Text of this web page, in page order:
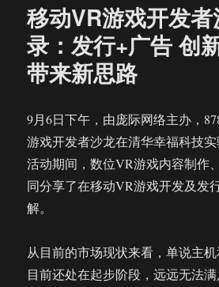
移动VR游戏开发
录：发行+广告 创
带来新思路
9月6日下午，由庞际网络主办，
游戏开发者沙龙在清华幸福科技
活动期间，数位VR游戏内容制作
同分享了在移动VR游戏开发及发
解。
从目前的市场现状来看，单说主机
目前还处在起步阶段，远远无法